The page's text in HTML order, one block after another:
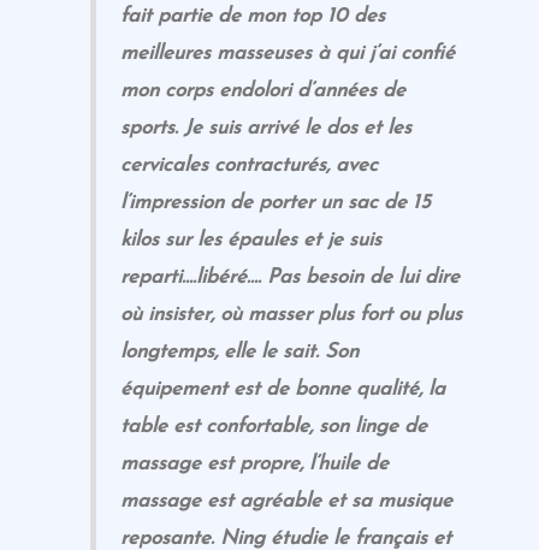
fait partie de mon top 10 des
meilleures masseuses à qui j’ai confié
mon corps endolori d’années de
sports. Je suis arrivé le dos et les
cervicales contracturés, avec
l’impression de porter un sac de 15
kilos sur les épaules et je suis
reparti….libéré…. Pas besoin de lui dire
où insister, où masser plus fort ou plus
longtemps, elle le sait. Son
équipement est de bonne qualité, la
table est confortable, son linge de
massage est propre, l’huile de
massage est agréable et sa musique
reposante. Ning étudie le français et